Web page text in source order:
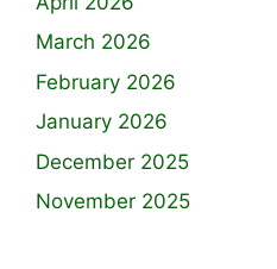
March 2026
February 2026
January 2026
December 2025
November 2025